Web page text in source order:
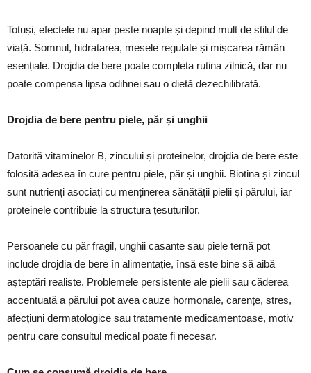
Totuși, efectele nu apar peste noapte și depind mult de stilul de
viață. Somnul, hidratarea, mesele regulate și mișcarea rămân
esențiale. Drojdia de bere poate completa rutina zilnică, dar nu
poate compensa lipsa odihnei sau o dietă dezechilibrată.
Drojdia de bere pentru piele, păr și unghii
Datorită vitaminelor B, zincului și proteinelor, drojdia de bere este
folosită adesea în cure pentru piele, păr și unghii. Biotina și zincul
sunt nutrienți asociați cu menținerea sănătății pielii și părului, iar
proteinele contribuie la structura țesuturilor.
Persoanele cu păr fragil, unghii casante sau piele ternă pot
include drojdia de bere în alimentație, însă este bine să aibă
așteptări realiste. Problemele persistente ale pielii sau căderea
accentuată a părului pot avea cauze hormonale, carențe, stres,
afecțiuni dermatologice sau tratamente medicamentoase, motiv
pentru care consultul medical poate fi necesar.